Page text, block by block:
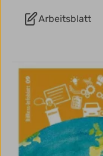
Arbeitsblatt